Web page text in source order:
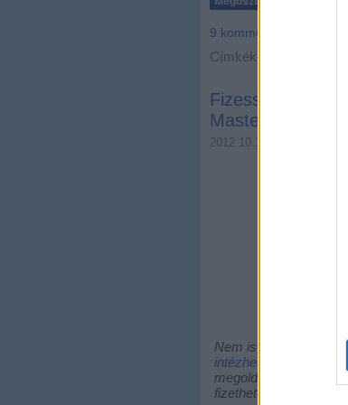
9 komment
Címkék:
Fizess taxit a
MasterCard
2012.10.12. 12:35
Nem is olyan rég
intézhetünk egy taxis
megoldások, az egyik
fizethetünk